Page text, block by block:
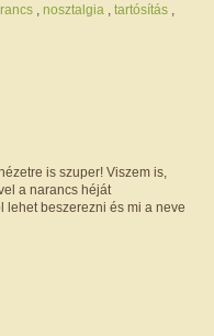
nosztalgia tartósítás
is szuper! Viszem is,
a narancs héját
lehet beszerezni és mi a neve